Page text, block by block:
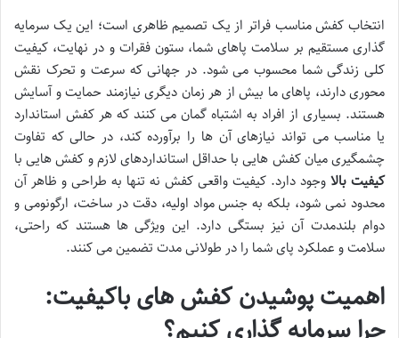
انتخاب کفش مناسب فراتر از یک تصمیم ظاهری است؛ این یک سرمایه
گذاری مستقیم بر سلامت پاهای شما، ستون فقرات و در نهایت، کیفیت
کلی زندگی شما محسوب می شود. در جهانی که سرعت و تحرک نقش
محوری دارند، پاهای ما بیش از هر زمان دیگری نیازمند حمایت و آسایش
هستند. بسیاری از افراد به اشتباه گمان می کنند که هر کفش استاندارد
یا مناسب می تواند نیازهای آن ها را برآورده کند، در حالی که تفاوت
چشمگیری میان کفش هایی با حداقل استانداردهای لازم و کفش هایی با
کیفیت بالا وجود دارد. کیفیت واقعی کفش نه تنها به طراحی و ظاهر آن
محدود نمی شود، بلکه به جنس مواد اولیه، دقت در ساخت، ارگونومی و
دوام بلندمدت آن نیز بستگی دارد. این ویژگی ها هستند که راحتی،
سلامت و عملکرد پای شما را در طولانی مدت تضمین می کنند.
اهمیت پوشیدن کفش های باکیفیت:
چرا سرمایه گذاری کنیم؟